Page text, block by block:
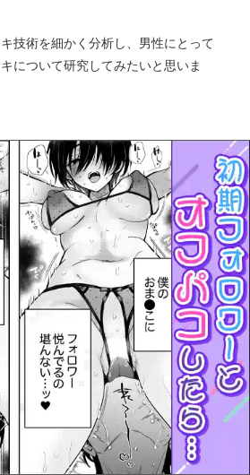
技術を細かく分析し、男性にとって
について研究してみたいと思いま